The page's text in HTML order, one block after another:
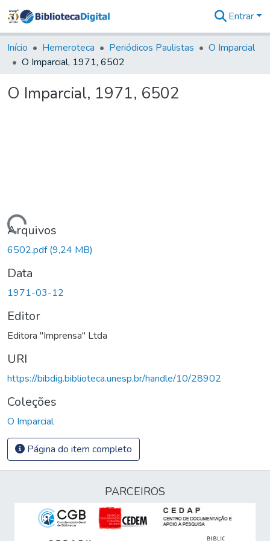
&
Coleções
Tudo na
Digital
Entrar
Início Hemeroteca Periódicos Paulistas
O Imparcial
O Imparcial, 1971, 6502
O Imparcial, 1971, 6502
Carregando...
Arquivos
6502.pdf(9,24 MB)
Data
1971-03-12
Editor
Editora "Imprensa" Ltda
URI
https://bibdig.biblioteca.unesp.br/handle/10/28902
Coleções
O Imparcial
Página do item completo
PARCEIROS